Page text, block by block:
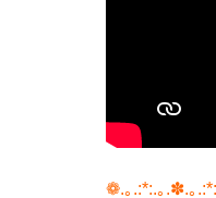
❁.｡.:*:.｡.✽.｡